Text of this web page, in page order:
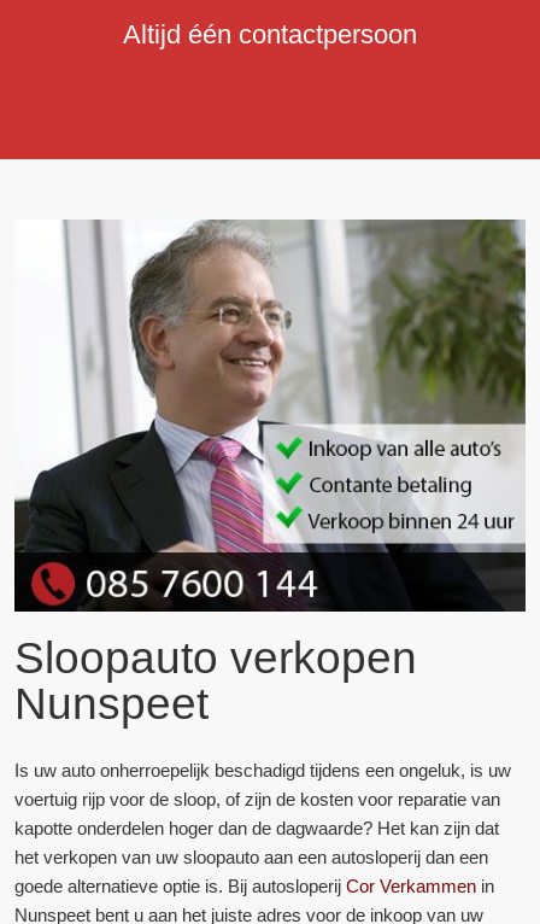
Altijd één contactpersoon
Sloopauto verkopen
Nunspeet
Is uw auto onherroepelijk beschadigd tijdens een ongeluk, is uw
voertuig rijp voor de sloop, of zijn de kosten voor reparatie van
kapotte onderdelen hoger dan de dagwaarde? Het kan zijn dat
het verkopen van uw sloopauto aan een autosloperij dan een
goede alternatieve optie is. Bij autosloperij Cor Verkammen in
Nunspeet bent u aan het juiste adres voor de inkoop van uw